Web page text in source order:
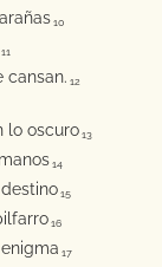
10
11
cansan. 12
lo oscuro 13
14
15
16
17